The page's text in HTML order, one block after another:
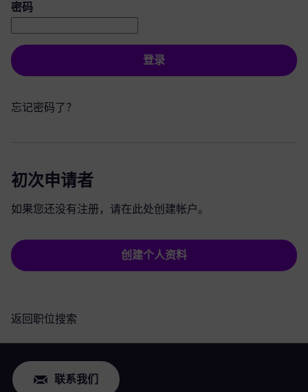
密码
登录
忘记密码了？
初次申请者
如果您还没有注册，请在此处创建帐户。
创建个人资料
返回职位搜索
联系我们